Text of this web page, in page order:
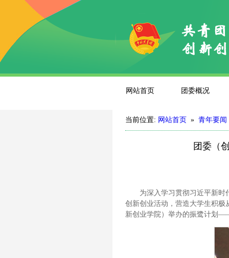
网站首页 团委概况
当前位置: 网站首页 » 青年要闻
团委（
为深入学习贯彻习近平新
创新创业活动，营造大学生积极
新创业学院）举办的振鹭计划